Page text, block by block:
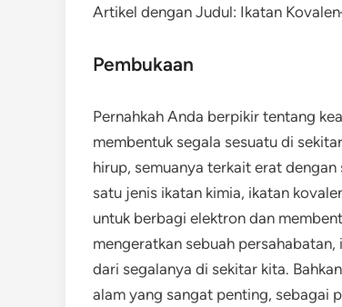
Artikel dengan Judul: Ikatan
Pembukaan
Pernahkah Anda berpikir tentang
membentuk segala sesuatu di
hirup, semuanya terkait erat
satu jenis ikatan kimia, ikatan
untuk berbagi elektron dan
mengeratkan sebuah
dari segalanya di sekitar kita.
alam yang sangat penting, sebagai